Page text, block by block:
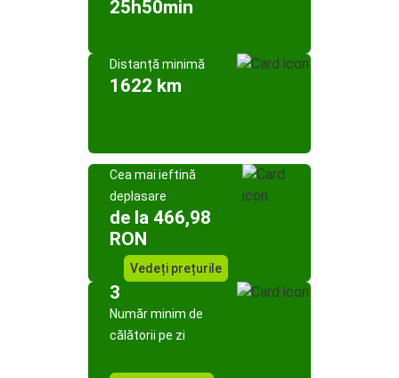
25h50min
Distanță minimă
1622 km
Cea mai ieftină
deplasare
de la 466,98
RON
Vedeți prețurile
3
Număr minim de
călătorii pe zi